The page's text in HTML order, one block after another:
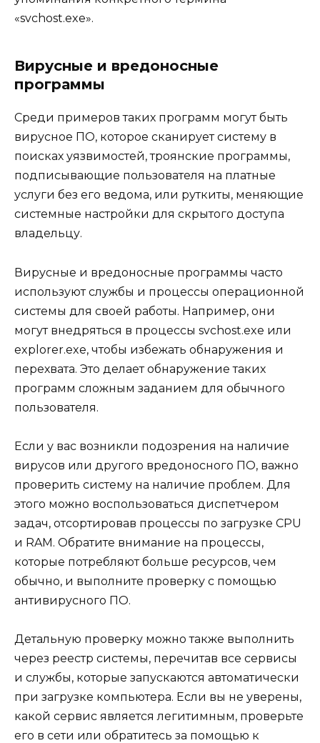
«svchost.exe».
Вирусные и вредоносные
программы
Среди примеров таких программ могут быть
вирусное ПО, которое сканирует систему в
поисках уязвимостей, троянские программы,
подписывающие пользователя на платные
услуги без его ведома, или руткиты, меняющие
системные настройки для скрытого доступа
владельцу.
Вирусные и вредоносные программы часто
используют службы и процессы операционной
системы для своей работы. Например, они
могут внедряться в процессы svchost.exe или
explorer.exe, чтобы избежать обнаружения и
перехвата. Это делает обнаружение таких
программ сложным заданием для обычного
пользователя.
Если у вас возникли подозрения на наличие
вирусов или другого вредоносного ПО, важно
проверить систему на наличие проблем. Для
этого можно воспользоваться диспетчером
задач, отсортировав процессы по загрузке CPU
и RAM. Обратите внимание на процессы,
которые потребляют больше ресурсов, чем
обычно, и выполните проверку с помощью
антивирусного ПО.
Детальную проверку можно также выполнить
через реестр системы, перечитав все сервисы
и службы, которые запускаются автоматически
при загрузке компьютера. Если вы не уверены,
какой сервис является легитимным, проверьте
его в сети или обратитесь за помощью к